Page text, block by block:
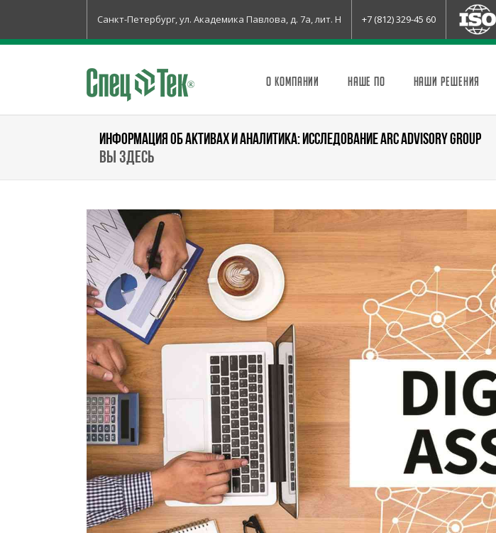
Санкт-Петербург, ул. Академика Павлова, д. 7а, лит. Н +7 (812) 329-45 60
О КОМПАНИИ НАШЕ ПО НАШИ РЕШЕНИЯ
ИНФОРМАЦИЯ ОБ АКТИВАХ И АНАЛИТИКА: ИССЛЕДОВАНИЕ ARC ADVISORY GROUP
Вы здесь